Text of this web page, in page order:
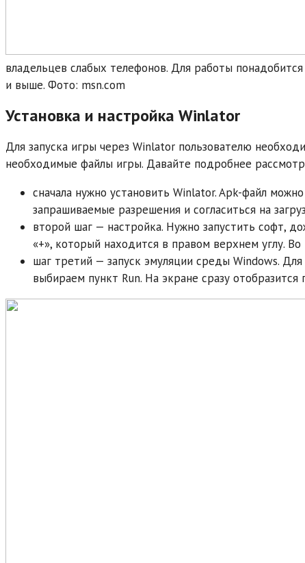
владельцев слабых телефонов. Для работы
и выше. Фото: msn.com
Установка и настройка Winlator
Для запуска игры через Winlator пользователю
необходимые файлы игры. Давайте подробнее
сначала нужно установить Winlator. Apk-файл
запрашиваемые разрешения и согласиться на
второй шаг — настройка. Нужно запустить софт,
«+», который находится в правом верхнем углу.
шаг третий — запуск эмуляции среды Windows.
выбираем пункт Run. На экране сразу